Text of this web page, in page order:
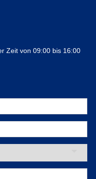
Zeit von 09:00 bis 16:00